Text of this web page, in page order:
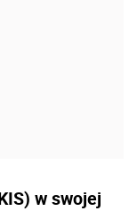
w swojej